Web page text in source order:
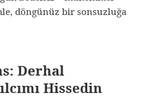
döngünüz bir sonsuzluğa
Derhal
Hissedin